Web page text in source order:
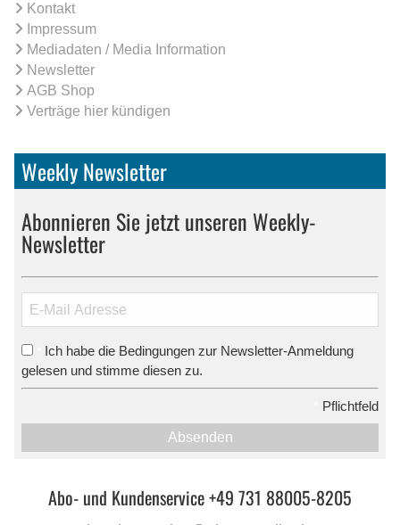
Kontakt
Impressum
Mediadaten / Media Information
Newsletter
AGB Shop
Verträge hier kündigen
Weekly Newsletter
Abonnieren Sie jetzt unseren Weekly-
Newsletter
Ich habe die Bedingungen zur Newsletter-Anmeldung
gelesen und stimme diesen zu.
Pflichtfeld
Absenden
Abo- und Kundenservice +49 731 88005-8205